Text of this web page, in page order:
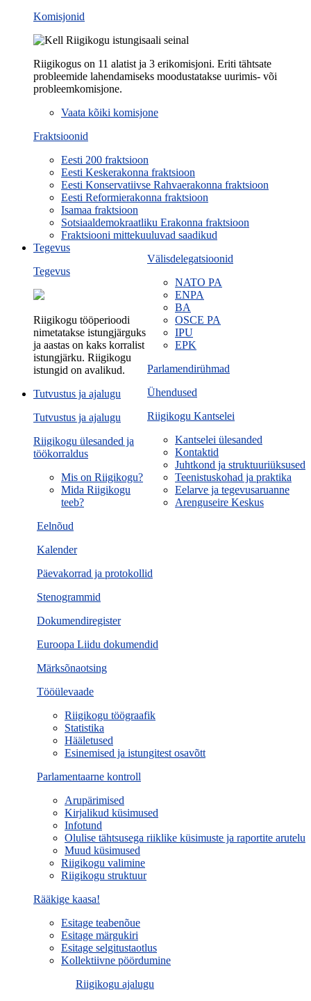
Komisjonid
Riigikogus on 11 alatist ja 3 erikomisjoni. Eriti tähtsate
probleemide lahendamiseks moodustatakse uurimis- või
probleemkomisjone.
Vaata kõiki komisjone
Fraktsioonid
Eesti 200 fraktsioon
Eesti Keskerakonna fraktsioon
Eesti Konservatiivse Rahvaerakonna fraktsioon
Eesti Reformierakonna fraktsioon
Isamaa fraktsioon
Sotsiaaldemokraatliku Erakonna fraktsioon
Fraktsiooni mittekuuluvad saadikud
Välisdelegatsioonid
NATO PA
ENPA
BA
OSCE PA
IPU
EPK
Parlamendirühmad
Ühendused
Riigikogu Kantselei
Kantselei ülesanded
Kontaktid
Juhtkond ja struktuuriüksused
Teenistuskohad ja praktika
Eelarve ja tegevusaruanne
Arenguseire Keskus
Tegevus
Tegevus
Riigikogu tööperioodi
nimetatakse istungjärguks
ja aastas on kaks korralist
istungjärku. Riigikogu
istungid on avalikud.
Eelnõud
Kalender
Päevakorrad ja protokollid
Stenogrammid
Dokumendiregister
Euroopa Liidu dokumendid
Märksõnaotsing
Tööülevaade
Riigikogu töögraafik
Statistika
Hääletused
Esinemised ja istungitest osavõtt
Parlamentaarne kontroll
Arupärimised
Kirjalikud küsimused
Infotund
Olulise tähtsusega riiklike küsimuste ja raportite arutelu
Muud küsimused
Tutvustus ja ajalugu
Tutvustus ja ajalugu
Riigikogu ülesanded ja
töökorraldus
Mis on Riigikogu?
Mida Riigikogu
teeb?
Riigikogu valimine
Riigikogu struktuur
Rääkige kaasa!
Esitage teabenõue
Esitage märgukiri
Esitage selgitustaotlus
Kollektiivne pöördumine
Riigikogu ajalugu